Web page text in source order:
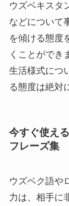
ウズベキスタ
などについて
を傾ける態度
くことができ
生活様式につ
る態度は絶対
今すぐ使え
フレーズ集
ウズベク語や
力は、相手に